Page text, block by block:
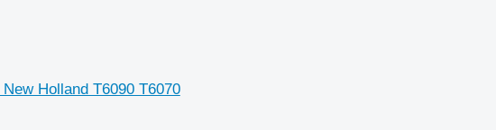
Holland T6090 T6070